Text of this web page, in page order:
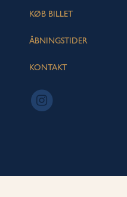
KØB BILLET
ÅBNINGSTIDER
KONTAKT